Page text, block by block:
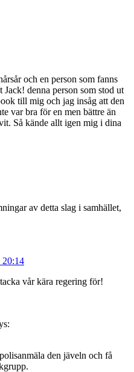
och en person som fanns
denna person som stod ut
till mig och jag insåg att den
var bra för en men bättre än
Så kände allt igen mig i dina
av detta slag i samhället,
20:14
vår kära regering för!
den jäveln och få